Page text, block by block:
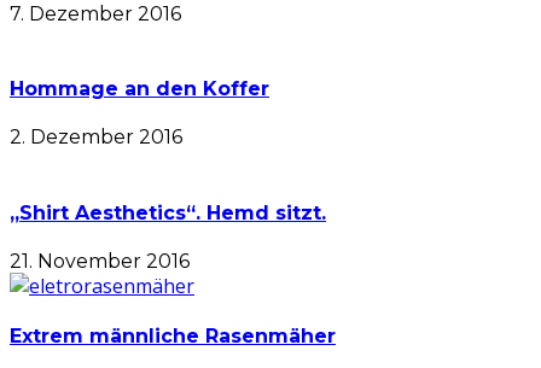
7. Dezember 2016
Hommage an den Koffer
2. Dezember 2016
„Shirt Aesthetics“. Hemd sitzt.
21. November 2016
Extrem männliche Rasenmäher